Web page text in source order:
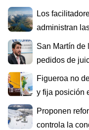
Los
administran
San Martín de
pedidos de
Figueroa no
y fija posición
Proponen
controla la